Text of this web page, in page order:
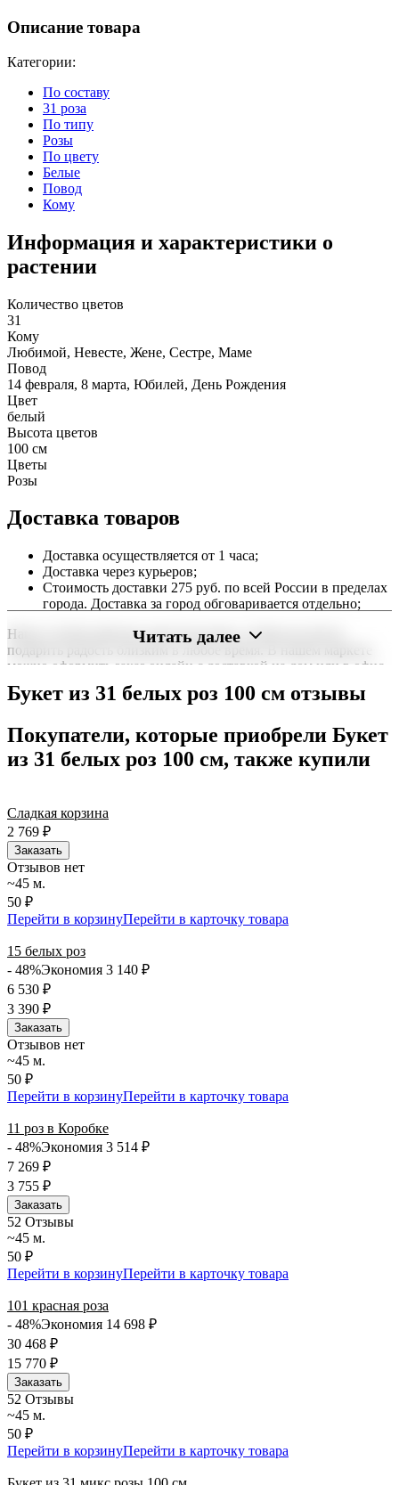
Описание товара
Категории:
По составу
31 роза
По типу
Розы
По цвету
Белые
Повод
Кому
Информация и характеристики о
растении
Количество цветов
31
Кому
Любимой, Невесте, Жене, Сестре, Маме
Повод
14 февраля, 8 марта, Юбилей, День Рождения
Цвет
белый
Высота цветов
100 см
Цветы
Розы
Доставка товаров
Доставка осуществляется от 1 часа;
Доставка через курьеров;
Стоимость доставки 275 руб. по всей России в пределах
города. Доставка за город обговаривается отдельно;
Наша служба работает круглосуточно, чтобы вы могли
подарить радость близким в любое время. В нашем маркете
можно оформить заказ онлайн с доставкой на дом или в офис
по всей территории РФ.
минут или день в день в удобный интервал. Если вам важно
вручить подарок ко времени, наш сервис доставки обеспечит
точность до минуты. Выбирайте, где купить и сколько стоит
Читать далее
Букет из 31 белых роз 100 см отзывы
Покупатели, которые приобрели Букет
из 31 белых роз 100 см, также купили
Сладкая корзина
2 769 ₽
Заказать
Отзывов нет
~45 м.
50 ₽
Перейти в корзинуПерейти в карточку товара
15 белых роз
- 48%Экономия 3 140 ₽
6 530 ₽
3 390 ₽
Заказать
Отзывов нет
~45 м.
50 ₽
Перейти в корзинуПерейти в карточку товара
11 роз в Коробке
- 48%Экономия 3 514 ₽
7 269 ₽
3 755 ₽
Заказать
52 Отзывы
~45 м.
50 ₽
Перейти в корзинуПерейти в карточку товара
101 красная роза
- 48%Экономия 14 698 ₽
30 468 ₽
15 770 ₽
Заказать
52 Отзывы
~45 м.
50 ₽
Перейти в корзинуПерейти в карточку товара